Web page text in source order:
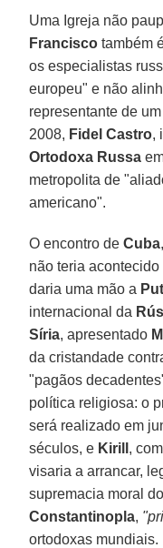
Uma Igreja não
Francisco também
os especialistas
europeu" e não
representante de
2008, Fidel Castro,
Ortodoxa Russa
metropolita de
americano".
O encontro deCuba
não teria
daria uma mão a
internacional da
Síria, apresentado
da cristandade
"pagãos
política religiosa: o
será realizado em
séculos, e Kirill ,
visaria a arrancar,
supremacia moral
Constantinopla,
ortodoxas mundiais.